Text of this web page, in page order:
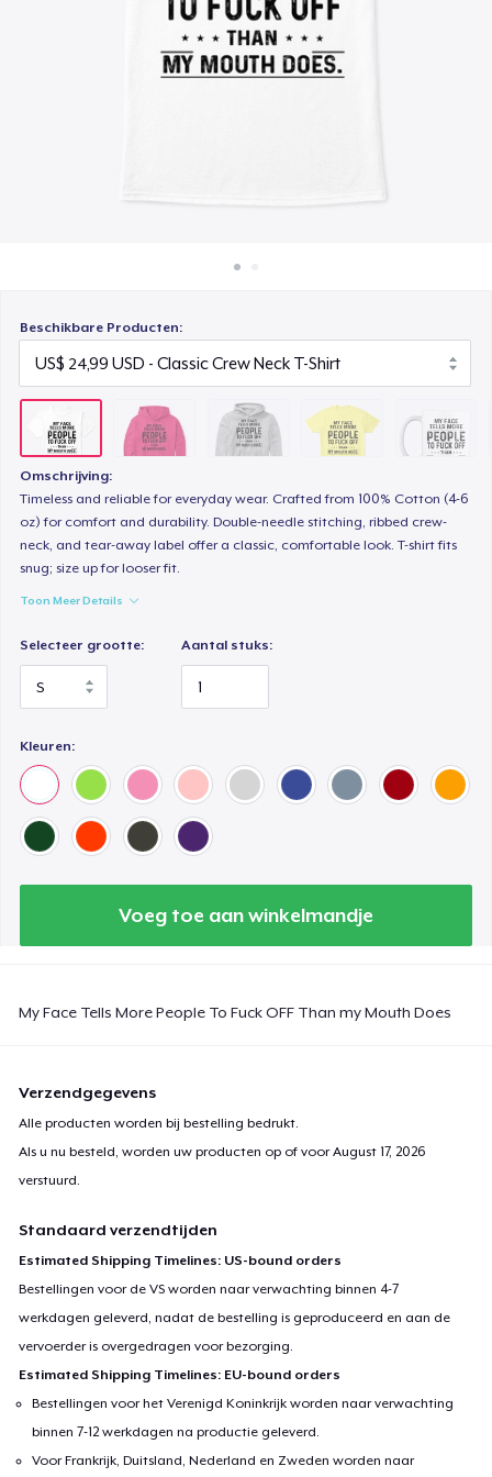
Verkoop overal
Beschikbare Producten:
Omschrijving:
Timeless and reliable for everyday wear. Crafted from 100% Cotton (4-6
oz) for comfort and durability. Double-needle stitching, ribbed crew-
neck, and tear-away label offer a classic, comfortable look. T-shirt fits
snug; size up for looser fit.
Toon Meer Details
Selecteer grootte: Aantal stuks:
Kleuren:
Voeg toe aan winkelmandje
My Face Tells More People To Fuck OFF Than my Mouth Does
Verzendgegevens
Alle producten worden bij bestelling bedrukt.
Als u nu besteld, worden uw producten op of voorAugust 17, 2026
verstuurd.
Standaard verzendtijden
Estimated Shipping Timelines: US-bound orders
Bestellingen voor de VS worden naar verwachting binnen 4-7
werkdagen geleverd, nadat de bestelling is geproduceerd en aan de
vervoerder is overgedragen voor bezorging.
Estimated Shipping Timelines: EU-bound orders
Bestellingen voor het Verenigd Koninkrijk worden naar verwachting
binnen 7-12 werkdagen na productie geleverd.
Voor Frankrijk, Duitsland, Nederland en Zweden worden naar
Unisex Premium Pullover Hoodie
US$ 49,99
Women's Classic Tee
US$ 24,99
Premium V-Neck Tee
US$ 26,99
Women's Premium V-Neck Tee
US$ 26,99
US$ 36,99
Women's Comfort Tee
Classic Tank Top
US$ 24,99
US$ 26,99
Premium Tank Top
US$ 31,74